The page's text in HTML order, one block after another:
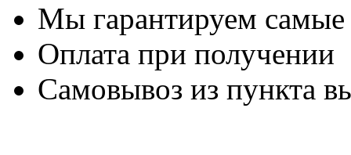
Мы гарантируем
Оплата при получении
Самовывоз из пункта